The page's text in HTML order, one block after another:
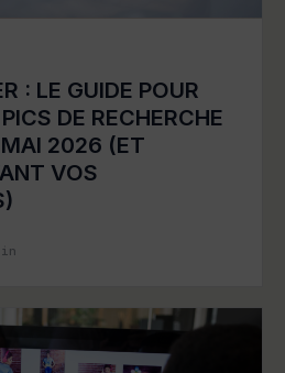
: LE GUIDE POUR
DE RECHERCHE
MAI 2026 (ET
VOS